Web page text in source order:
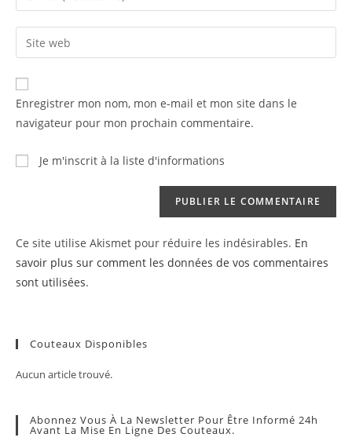
comment
your
email
address
comment
Enter
your
website
URL
(optional)
Enregistrer mon nom, mon e-mail et mon site dans le
navigateur pour mon prochain commentaire.
Je m'inscrit à la liste d'informations
Ce site utilise Akismet pour réduire les indésirables. En
savoir plus sur comment les données de vos commentaires
sont utilisées.
Couteaux Disponibles
Aucun article trouvé.
Abonnez Vous À La Newsletter Pour Être Informé 24h
Avant La Mise En Ligne Des Couteaux.